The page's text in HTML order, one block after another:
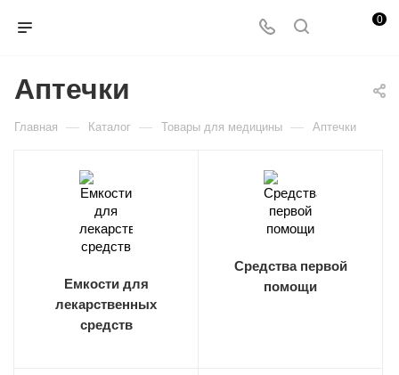
0
Аптечки
Главная — Каталог — Товары для медицины — Аптечки
Емкости для
лекарственных
средств
Средства первой
помощи